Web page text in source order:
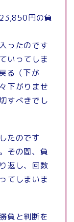
円の負
ったのです
いってしま
る（下が
下がりませ
すべきでし
たのです
その間、負
返し、回数
てしまいま
負と判断を